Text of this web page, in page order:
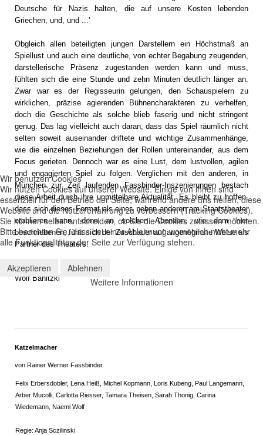
Deutsche für Nazis halten, die auf unsere Kosten lebenden
Griechen, und, und ...’
Obgleich allen beteiligten jungen Darstellern ein Höchstmaß an
Spiellust und auch eine deutliche, von echter Begabung zeugenden,
darstellerische Präsenz zugestanden werden kann und muss,
fühlten sich die eine Stunde und zehn Minuten deutlich länger an.
Zwar war es der Regisseurin gelungen, den Schauspielern zu
wirklichen, präzise agierenden Bühnencharakteren zu verhelfen,
doch die Geschichte als solche blieb faserig und nicht stringent
genug. Das lag vielleicht auch daran, dass das Spiel räumlich nicht
selten soweit auseinander driftete und wichtige Zusammenhänge,
wie die einzelnen Beziehungen der Rollen untereinander, aus dem
Focus gerieten. Dennoch war es eine Lust, dem lustvollen, agilen
und engagierten Spiel zu folgen. Verglichen mit den anderen, in
München zur Zeit laufenden Fassbinder-Inszenierungen bestach
diese Arbeit durch ihre unmittelbare Aktualität. Es bleibt zu hoffen,
dass sich dieses Format als eines neben anderen am Staatstheater
etablieren kann, denn an solchen Abenden, wie dem hier
beschriebenen, fühlt sich der Zuschauer auf angenehmste Weise als
Partner des Theaters.
Wolf Banitzki
Katzelmacher
von Rainer Werner Fassbinder
Felix Erbersdobler, Lena Heiß, Michel Kopmann, Loris Kubeng, Paul Langemann,
Arber Mucolli, Carlotta Riesser, Tamara Theisen, Sarah Thonig, Carina
Wiedemann, Naemi Wolf
Regie: Anja Sczilinski
Wir benutzen Cookies
Wir nutzen Cookies auf unserer Website. Einige von ihnen sind
essenziell für den Betrieb der Seite, während andere uns helfen, diese
Website und die Nutzererfahrung zu verbessern (Tracking Cookies).
Sie können selbst entscheiden, ob Sie die Cookies zulassen möchten.
Bitte beachten Sie, dass bei einer Ablehnung womöglich nicht mehr
alle Funktionalitäten der Seite zur Verfügung stehen.
Akzeptieren
Ablehnen
Weitere Informationen